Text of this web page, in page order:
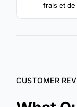
frais et
CUSTOMER